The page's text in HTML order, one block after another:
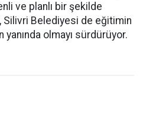
ve planlı bir şekilde
Silivri Belediyesi de eğitimin
yanında olmayı sürdürüyor.